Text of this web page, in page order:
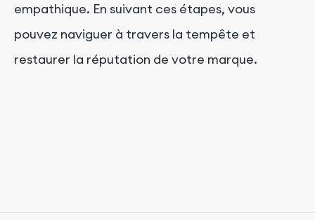
empathique. En suivant ces étapes, vous
pouvez naviguer à travers la tempête et
restaurer la réputation de votre marque.